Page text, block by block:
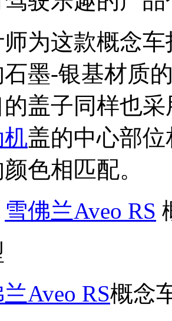
这款概念车
墨-银基材质
盖子同样也
盖的中心部
色相匹配。
雪佛兰Aveo RS
Aveo RS概念